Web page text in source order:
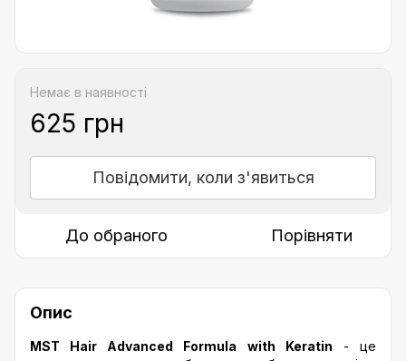
Немає в наявності
625 грн
Повідомити, коли з'явиться
До обраного Порівняти
Опис
MST Hair Advanced Formula with Keratin - це